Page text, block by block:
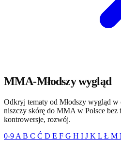
MMA-Młodszy wygląd
Odkryj tematy od Młodszy wygląd w
niszczy skórę do MMA w Polsce bez
kontrowersje, rozwój.
0-9 A B C Ć D E F G H I J K L Ł M